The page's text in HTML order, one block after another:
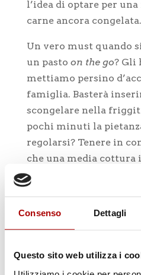
Consenso Dettagli
Questo sito web utilizza i
l’idea di optare per
carne ancora congelata.
Un vero must quando
un pasto on the go? Gli
mettiamo persino
famiglia. Basterà
scongelare nella
pochi minuti la
regolarsi? Tenere in
che una media
avviene intorno ai 6-7
spessore di hamburger
Il vantaggio di questa
fumo in casa, ed